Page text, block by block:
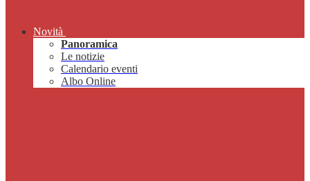
Novità
Panoramica
Le notizie
Calendario eventi
Albo Online